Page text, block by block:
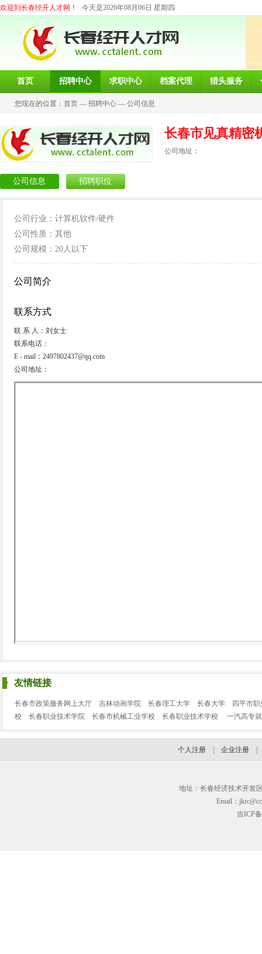
欢迎到长春经开人才网！ 今天是2026年08月06日 星期四
首页 招聘中心 求职中心 档案代理 猎头服务
您现在的位置： 首页 — 招聘中心 — 公司信息
长春市见真精密
公司地址：
公司信息 招聘职位
公司行业：计算机软件/硬件
公司性质：其他
公司规模：20人以下
公司简介
联系方式
联 系 人：刘女士
联系电话：
E - mail：2497802437@qq.com
公司地址：
友情链接
长春市政策服务网上大厅 吉林动画学院 长春理工大学 长春大学
四平市
校
长春职业技术学院 长春市机械工业学校 长春职业技术学校 一汽高专
个人注册 企业注册
地址：长春经济技术开发
Email：
吉ICP